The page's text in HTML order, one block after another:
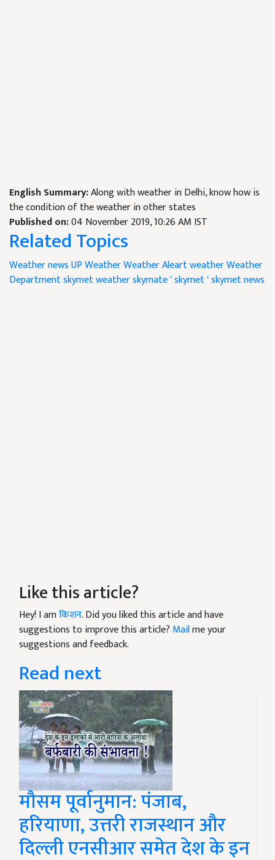
English Summary:Along with weather in Delhi, know how is
the condition of the weather in other states
Published on:04 November 2019, 10:26 AM IST
Related Topics
Weather newsUP WeatherWeather AleartweatherWeather
Departmentskymet weatherskymate' skymet 'skymet news
Like this article?
Hey! I amकिशन. Did you liked this article and have
suggestions to improve this article? Mailme your
suggestions and feedback.
Read next
मौसम पूर्वानुमान: पंजाब,
हरियाणा, उत्तरी राजस्थान और
दिल्ली एनसीआर समेत देश के इन